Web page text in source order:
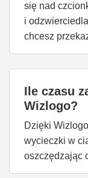
się nad
i
chcesz
Ile czasu
Wizlogo?
Dzięki
wycieczki w
oszczędzając